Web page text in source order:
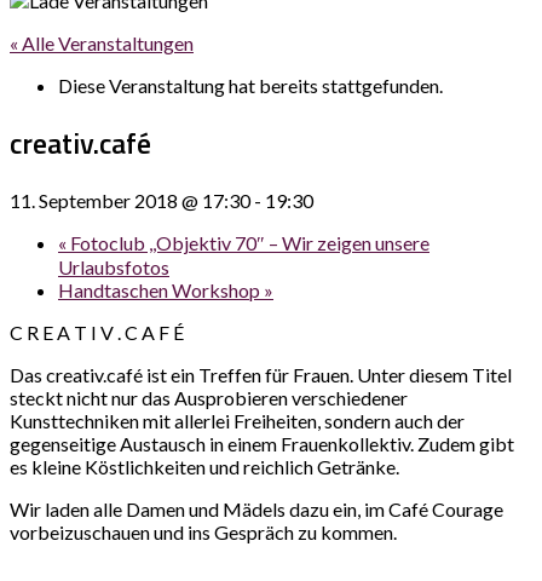
« Alle Veranstaltungen
Diese Veranstaltung hat bereits stattgefunden.
creativ.café
11. September 2018 @ 17:30- 19:30
« Fotoclub ,,Objektiv 70″ – Wir zeigen unsere
Urlaubsfotos
Handtaschen Workshop »
C R E A T I V . C A F É
Das creativ.café ist ein Treffen für Frauen. Unter diesem Titel
steckt nicht nur das Ausprobieren verschiedener
Kunsttechniken mit allerlei Freiheiten, sondern auch der
gegenseitige Austausch in einem Frauenkollektiv. Zudem gibt
es kleine Köstlichkeiten und reichlich Getränke.
Wir laden alle Damen und Mädels dazu ein, im Café Courage
vorbeizuschauen und ins Gespräch zu kommen.